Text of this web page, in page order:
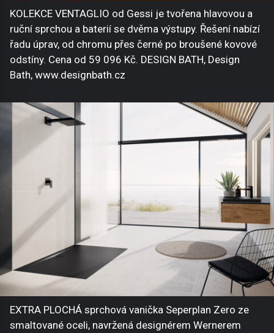
KOLEKCE VENTAGLIO od Gessi je tvořena hlavovou a
ruční sprchou a baterií se dvěma výstupy. Řešení nabízí
řadu úprav, od chromu přes černé po broušené kovové
odstíny. Cena od 59 096 Kč. DESIGN BATH, Design
Bath, www.designbath.cz
EXTRA PLOCHÁ sprchová vanička Seperplan Zero ze
smaltované oceli, navržená designérem Wernerem